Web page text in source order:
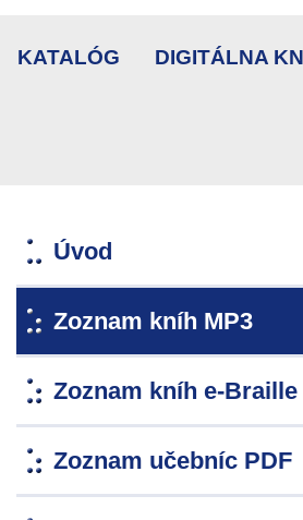
KATALÓG DIGITÁLNA
Úvod
Zoznam kníh MP3
Zoznam kníh e-Braille
Zoznam učebníc PDF